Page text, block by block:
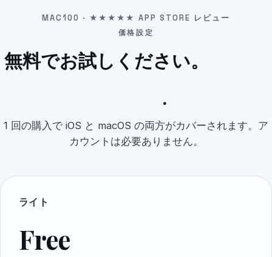
MAC100 · ★★★★★ APP STORE レビュー
価格設定
無料でお試しください。
できたらアップグレードしてく
.
1 回の購入で iOS と macOS の両方がカバーされます。ア
カウントは必要ありません。
ライト
Free